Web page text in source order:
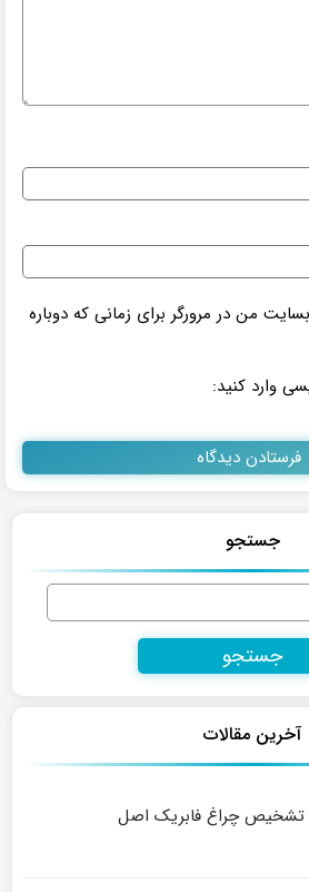
من در مرورگر برای زمانی که دوباره
وارد کنید:
جستجو
آخرین مقالات